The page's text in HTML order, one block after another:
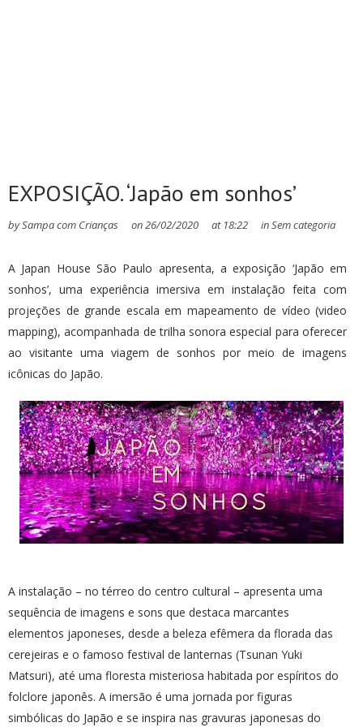
EXPOSIÇÃO. ‘Japão em sonhos’
bySampa com Crianças on26/02/2020 at 18:22 inSem categoria
A Japan House São Paulo apresenta, a exposição ‘Japão em
sonhos’, uma experiência imersiva em instalação feita com
projeções de grande escala em mapeamento de vídeo (video
mapping), acompanhada de trilha sonora especial para oferecer
ao visitante uma viagem de sonhos por meio de imagens
icônicas do Japão.
A instalação – no térreo do centro cultural – apresenta uma
sequência de imagens e sons que destaca marcantes
elementos japoneses, desde a beleza efêmera da florada das
cerejeiras e o famoso festival de lanternas (Tsunan Yuki
Matsuri), até uma floresta misteriosa habitada por espíritos do
folclore japonês. A imersão é uma jornada por figuras
simbólicas do Japão e se inspira nas gravuras japonesas do